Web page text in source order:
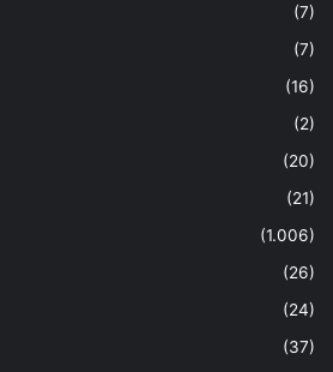
(7)
(7)
(16)
(2)
(20)
(21)
(1.006)
(26)
(24)
(37)